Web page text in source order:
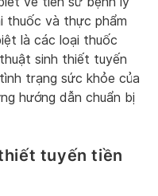
thuốc và thực phẩm
là các loại thuốc
sinh thiết tuyến
trạng sức khỏe của
hướng dẫn chuẩn bị
tuyến tiền